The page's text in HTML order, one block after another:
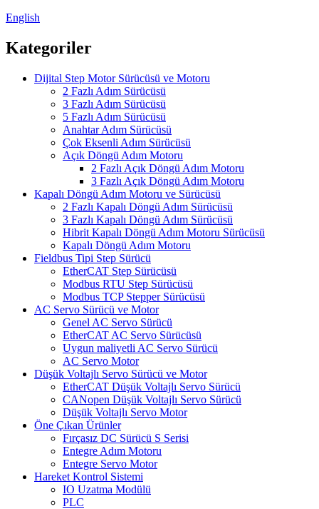
English
Kategoriler
Dijital Step Motor Sürücüsü ve Motoru
2 Fazlı Adım Sürücüsü
3 Fazlı Adım Sürücüsü
5 Fazlı Adım Sürücüsü
Anahtar Adım Sürücüsü
Çok Eksenli Adım Sürücüsü
Açık Döngü Adım Motoru
2 Fazlı Açık Döngü Adım Motoru
3 Fazlı Açık Döngü Adım Motoru
Kapalı Döngü Adım Motoru ve Sürücüsü
2 Fazlı Kapalı Döngü Adım Sürücüsü
3 Fazlı Kapalı Döngü Adım Sürücüsü
Hibrit Kapalı Döngü Adım Motoru Sürücüsü
Kapalı Döngü Adım Motoru
Fieldbus Tipi Step Sürücü
EtherCAT Step Sürücüsü
Modbus RTU Step Sürücüsü
Modbus TCP Stepper Sürücüsü
AC Servo Sürücü ve Motor
Genel AC Servo Sürücü
EtherCAT AC Servo Sürücüsü
Uygun maliyetli AC Servo Sürücü
AC Servo Motor
Düşük Voltajlı Servo Sürücü ve Motor
EtherCAT Düşük Voltajlı Servo Sürücü
CANopen Düşük Voltajlı Servo Sürücü
Düşük Voltajlı Servo Motor
Öne Çıkan Ürünler
Fırçasız DC Sürücü S Serisi
Entegre Adım Motoru
Entegre Servo Motor
Hareket Kontrol Sistemi
IO Uzatma Modülü
PLC